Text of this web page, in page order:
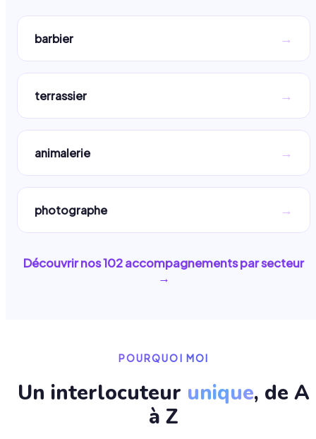
barbier →
terrassier →
animalerie →
photographe →
Découvrir nos102accompagnements par secteur
→
POURQUOI MOI
Un interlocuteur unique, de A
à Z